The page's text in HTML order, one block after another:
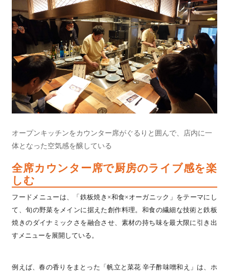
オープンキッチンをカウンター席がぐるりと囲んで、店内に一
体となった空気感を醸している
全席カウンター席で厨房のライブ感を楽
しむ
フードメニューは、「鉄板焼き×和食×オーガニック」をテーマにし
て、旬の野菜をメインに据えた創作料理。和食の繊細な技術と鉄板
焼きのダイナミックさを融合させ、素材の持ち味を最大限に引き出
すメニューを展開している。
例えば、春の香りをまとった「帆立と菜花 辛子酢味噌和え」は、ホ